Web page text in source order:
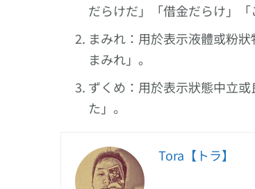
だらけだ」「借金だらけ」「
まみれ：用於表示液體或粉
まみれ」。
ずくめ：用於表示狀態中立
た」。
Tora【トラ】